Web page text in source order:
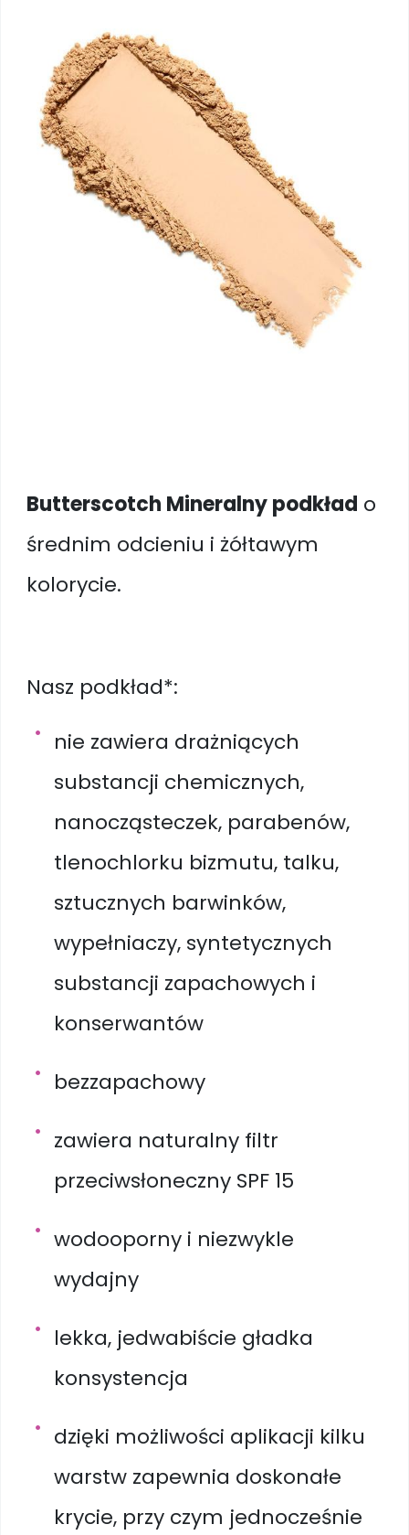
Butterscotch Mineralny podkład o
średnim odcieniu i żółtawym
kolorycie.
Nasz podkład*:
nie zawiera drażniących
substancji chemicznych,
nanocząsteczek, parabenów,
tlenochlorku bizmutu, talku,
sztucznych barwinków,
wypełniaczy, syntetycznych
substancji zapachowych i
konserwantów
bezzapachowy
zawiera naturalny filtr
przeciwsłoneczny SPF 15
wodooporny i niezwykle
wydajny
lekka, jedwabiście gładka
konsystencja
dzięki możliwości aplikacji kilku
warstw zapewnia doskonałe
krycie, przy czym jednocześnie